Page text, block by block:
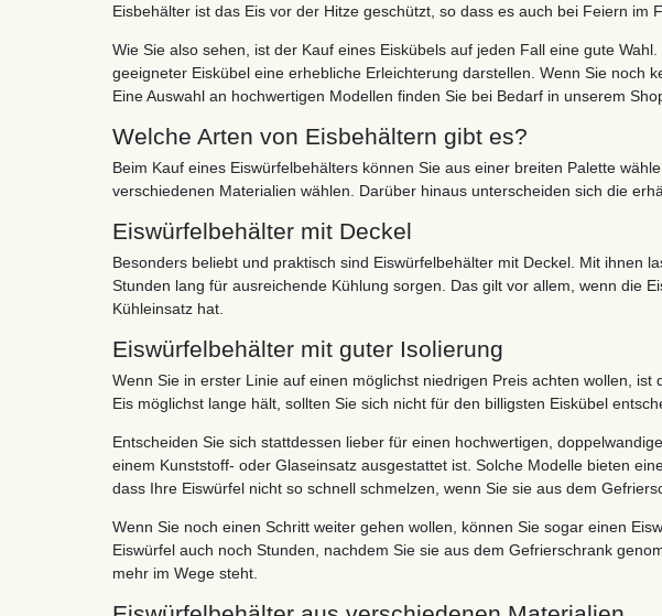
Eisbehälter ist das Eis vor der Hitze geschützt, so dass es auch bei Feiern im
Wie Sie also sehen, ist der Kauf eines Eiskübels auf jeden Fall eine gute
geeigneter Eiskübel eine erhebliche Erleichterung darstellen. Wenn Sie noch
Eine Auswahl an hochwertigen Modellen finden Sie bei Bedarf in unserem
Welche Arten von Eisbehältern gibt es?
Beim Kauf eines Eiswürfelbehälters können Sie aus einer breiten Palette
verschiedenen Materialien wählen. Darüber hinaus unterscheiden sich die
Eiswürfelbehälter mit Deckel
Besonders beliebt und praktisch sind Eiswürfelbehälter mit Deckel. Mit ihnen
Stunden lang für ausreichende Kühlung sorgen. Das gilt vor allem, wenn die
Kühleinsatz hat.
Eiswürfelbehälter mit guter Isolierung
Wenn Sie in erster Linie auf einen möglichst niedrigen Preis achten wollen,
Eis möglichst lange hält, sollten Sie sich nicht für den billigsten Eiskübel
Entscheiden Sie sich stattdessen lieber für einen hochwertigen,
einem Kunststoff- oder Glaseinsatz ausgestattet ist. Solche Modelle bieten
dass Ihre Eiswürfel nicht so schnell schmelzen, wenn Sie sie aus dem
Wenn Sie noch einen Schritt weiter gehen wollen, können Sie sogar einen
Eiswürfel auch noch Stunden, nachdem Sie sie aus dem Gefrierschrank
mehr im Wege steht.